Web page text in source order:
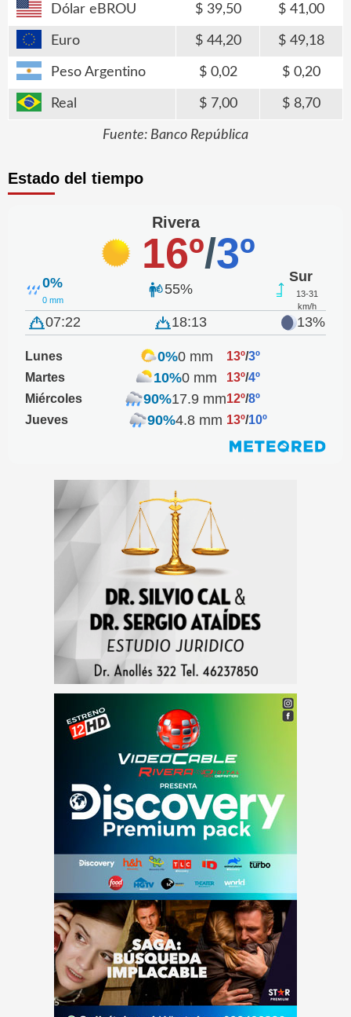
Dólar eBROU 39,50 41,00
Euro 44,20 49,18
Peso Argentino 0,02 0,20
Real 7,00 8,70
Fuente: Banco República
Estado del tiempo
Rivera
16º/3º
0%
0 mm
55%
Sur
13-31
km/h
07:22 18:13 13%
Lunes 0%0 mm 13º/3º
Martes
10%0 mm 13º/4º
Miércoles
90%17.9 mm12º/8º
Jueves
90%4.8 mm 13º/10º